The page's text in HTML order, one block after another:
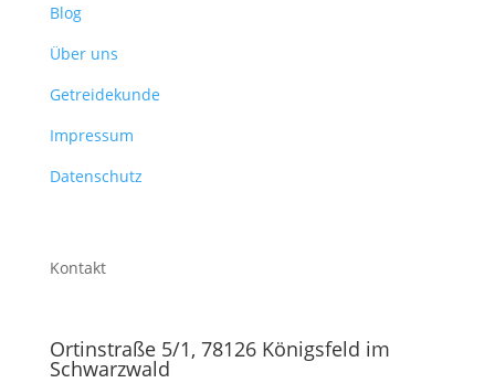
Blog
Über uns
Getreidekunde
Impressum
Datenschutz
Kontakt
Ortinstraße 5/1, 78126 Königsfeld im
Schwarzwald